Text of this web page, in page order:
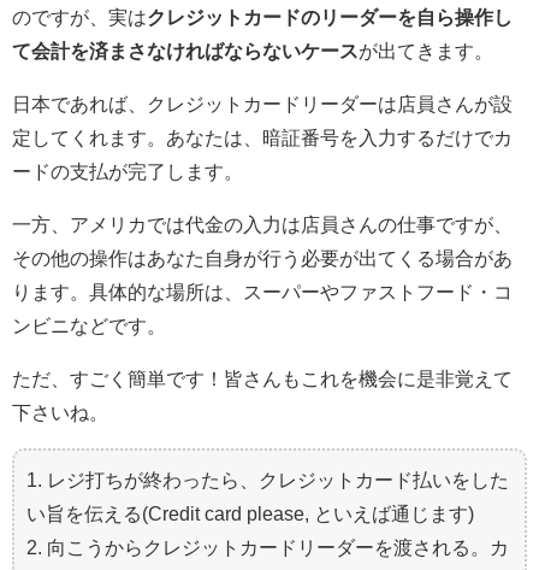
のですが、実はクレジットカードのリーダーを自ら操作し
て会計を済まさなければならないケースが出てきます。
日本であれば、クレジットカードリーダーは店員さんが設
定してくれます。あなたは、暗証番号を入力するだけでカ
ードの支払が完了します。
一方、アメリカでは代金の入力は店員さんの仕事ですが、
その他の操作はあなた自身が行う必要が出てくる場合があ
ります。具体的な場所は、スーパーやファストフード・コ
ンビニなどです。
ただ、すごく簡単です！皆さんもこれを機会に是非覚えて
下さいね。
1. レジ打ちが終わったら、クレジットカード払いをした
い旨を伝える(Credit card please, といえば通じます)
2. 向こうからクレジットカードリーダーを渡される。カ